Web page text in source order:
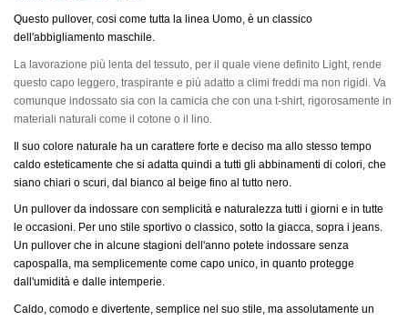
Questo pullover, cosi come tutta la linea Uomo, è un classico
dell'abbigliamento maschile.
La lavorazione più lenta del tessuto, per il quale viene definito Light, rende
questo capo leggero, traspirante e più adatto a climi freddi ma non rigidi. Va
comunque indossato sia con la camicia che con una t-shirt, rigorosamente in
materiali naturali come il cotone o il lino.
Il suo colore naturale ha un carattere forte e deciso ma allo stesso tempo
caldo esteticamente che si adatta quindi a tutti gli abbinamenti di colori, che
siano chiari o scuri, dal bianco al beige fino al tutto nero.
Un pullover da indossare con semplicità e naturalezza tutti i giorni e in tutte
le occasioni. Per uno stile sportivo o classico, sotto la giacca, sopra i jeans.
Un pullover che in alcune stagioni dell'anno potete indossare senza
capospalla, ma semplicemente come capo unico, in quanto protegge
dall'umidità e dalle intemperie.
Caldo, comodo e divertente, semplice nel suo stile, ma assolutamente un